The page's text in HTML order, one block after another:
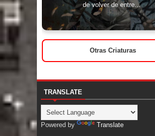
de volver de entre...
Otras Criaturas
TRANSLATE
Powered by Translate